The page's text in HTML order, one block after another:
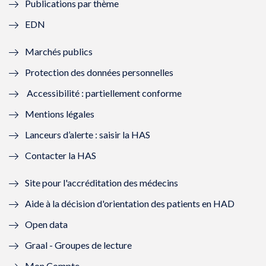
f
n
ê
t
r
e
)
e
n
ê
r
)
ê
t
e
ê
)
Publications par thème
EDN
Marchés publics
Protection des données personnelles
Accessibilité : partiellement conforme
Mentions légales
Lanceurs d’alerte : saisir la HAS
Contacter la HAS
Site pour l'accréditation des médecins
Aide à la décision d'orientation des patients en HAD
Open data
Graal - Groupes de lecture